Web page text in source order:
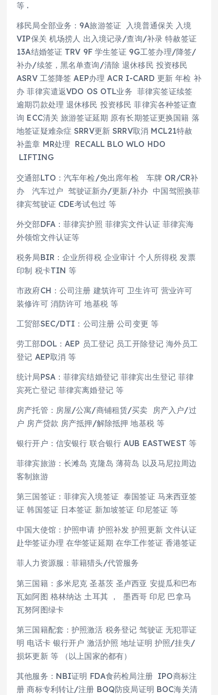
等 .
移民局全部业务：9A旅游签证 入境普通保关 入境
VIP保关 机场捞人 出入境记录/查询/补录 特赦签证
13A结婚签证 TRV 9F 学生签证 9G工签办理/降签/
补办/续签，黑名单查询/清除 退休移民 投资移民
ASRV 工签降签 AEP办理 ACR I-CARD 更新 年检 补
办 菲律宾遣返VDO OS OTL业务 菲律宾签证续签
逾期罚款处理 退休移民 投资移民 菲律宾各种签证查
询 ECC清关 旅游签证延期 原有长期签证更换国籍 落
地签证疑难杂症 SRRV更新 SRRV取消 MCL21特赦
补盖章 MR处理 RECALL BLO WLO HDO
LIFTING
交通部LTO：汽车年检/免出席年检 车牌 OR/CR补
办 汽车过户 驾驶证新办/更新/补办 中国驾照换菲
律宾驾驶证 CDE考试包过 等
外交部DFA：菲律宾护照 菲律宾文件认证 菲律宾海
外领馆文件认证等
税务局BIR：企业所得税 企业审计 个人所得税 发票
印制 税卡TIN 等
市政府CH：公司注册 建筑许可 卫生许可 营业许可
装修许可 消防许可 地基税 等
工贸部SEC/DTI：公司注册 公司变更 等
劳工部DOL：AEP 员工登记 员工开除登记 海外员工
登记 AEP取消 等
统计局PSA：菲律宾结婚登记 菲律宾出生登记 菲律
宾死亡登记 菲律宾离婚登记 等
房产托管：房屋/公寓/商铺租赁/买卖 房产入户/过
户 房产贷款 房产抵押/解除抵押 地基税 等
银行开户：信安银行 联合银行 AUB EASTWEST 等
菲律宾旅游：长滩岛 克隆岛 薄荷岛 以及马尼拉周边
客制旅游
第三国签证：菲律宾入境签证 泰国签证 马来西亚签
证 韩国签证 日本签证 新加坡签证 印尼签证 等
中国大使馆：护照申请 护照补发 护照更新 文件认证
赴华签证办理 在华签证延期 在华工作签证 香港签证
菲人力资源服：菲籍猎头/代管服务
第三国籍：多米尼克 圣基茨 圣卢西亚 安提瓜和巴布
瓦如阿图 格林纳达 土耳其 ， 墨西哥 印尼 巴拿马
瓦努阿图绿卡
第三国籍配套：护照激活 税务登记 驾驶证 无犯罪证
明 电话卡 银行开户 激活护照 地址证明 护照/挂失/
损坏更新 等 （以上国家的都有）
其他服务：NBI证明 FDA食药检局注册 IPO商标注
册 商标专利转让/注册 BOQ防疫局证明 BOC海关清